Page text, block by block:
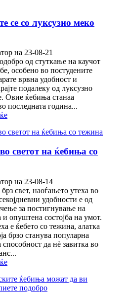
се со луксузно меко
на 23-08-21
од стуткање на каучот
особено во постудените
врвна удобност и
подалеку од луксузно
Овие ќебиња станаа
последната година...
светот на ќебиња со
на 23-08-14
свет, наоѓањето утеха во
удобности е од
за постигнување на
и опуштена состојба на умот.
е ќебето со тежина, алатка
брзо станува популарна
способност да нè завитка во